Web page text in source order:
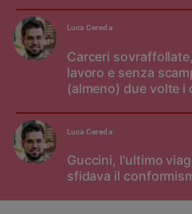
Carceri
lavoro e senza
(almeno) due volte i
Luca Cereda
Guccini, l'ultimo
sfidava il
Luca Cereda